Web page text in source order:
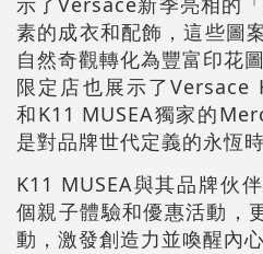
素的成衣和配飾，這些圖
自然奇觀轉化為豐富印花
限定店也展示了Versace
和K11 MUSEA獨家的
是對品牌世代定義的永恆時
K11 MUSEA與其品牌伙
個親子體驗和優惠活動，
動，激發創造力並喚醒內心